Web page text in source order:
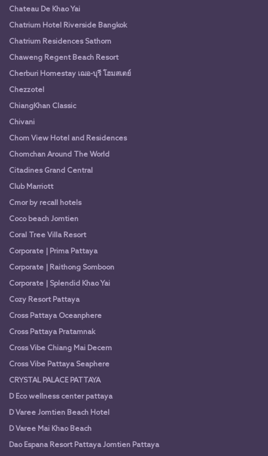
Chateau De Khao Yai
Chatrium Hotel Riverside Bangkok
Chatrium Residences Sathorn
Chaweng Regent Beach Resort
Cherburi Homestay เฌอ-บุรี โฮมสเตย์
Chezzotel
ChiangKhan Classic
Chivani
Chom View Hotel and Residences
Chomchan Around The World
Citadines Grand Central
Club Marriott
Cmor by recall hotels
Coco beach Jomtien
Coral Tree Villa Resort
Corporate | Prima Pattaya
Corporate | Raithong Somboon
Corporate | Splendid Khao Yai
Cozy Resort Pattaya
Cross Pattaya Oceanphere
Cross Pattaya Pratamnak
Cross Vibe Chiang Mai Decem
Cross Vibe Pattaya Seaphere
CRYSTAL PALACE PATTAYA
D Eco wellness center pattaya
D Varee Jomtien Beach Hotel
D Varee Mai Khao Beach
Dao Espana Resort Pattaya Jomtien Pattaya